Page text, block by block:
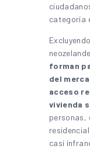
categoría
forman
del
acceso
vivienda
personas,
casi